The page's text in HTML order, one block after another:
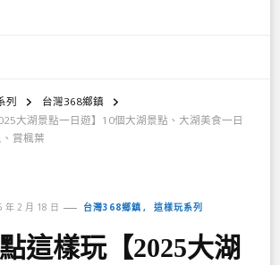
列
台灣368鄉鎮
大湖景點一日遊】10個大湖景點、大湖美食一日
賞楓葉
年 2 月 18 日 台灣368鄉鎮 這樣玩系列
這樣玩【2025大湖